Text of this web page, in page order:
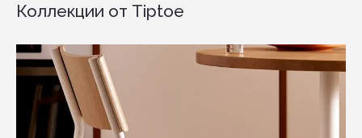
Коллекции от Tiptoe